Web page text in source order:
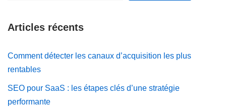
Articles récents
Comment détecter les canaux d’acquisition les plus
rentables
SEO pour SaaS : les étapes clés d’une stratégie
performante